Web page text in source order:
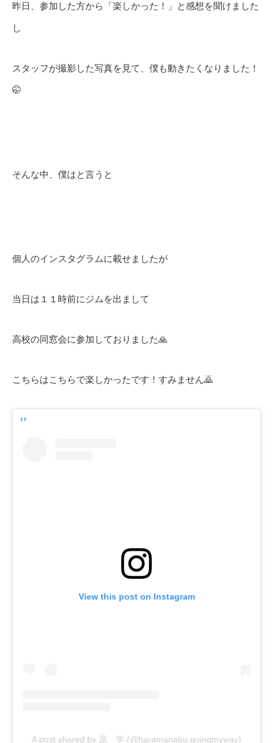
昨日、参加した方から「楽しかった！」と感想を聞けました
し
スタッフが撮影した写真を見て、僕も動きたくなりました！
🤭
そんな中、僕はと言うと
個人のインスタグラムに載せましたが
当日は１１時前にジムを出まして
高校の同窓会に参加しておりました🙏
こちらはこちらで楽しかったです！すみません🙇
View this post on Instagram
A post shared by 原 学 (@haramanabu.goingmyway)